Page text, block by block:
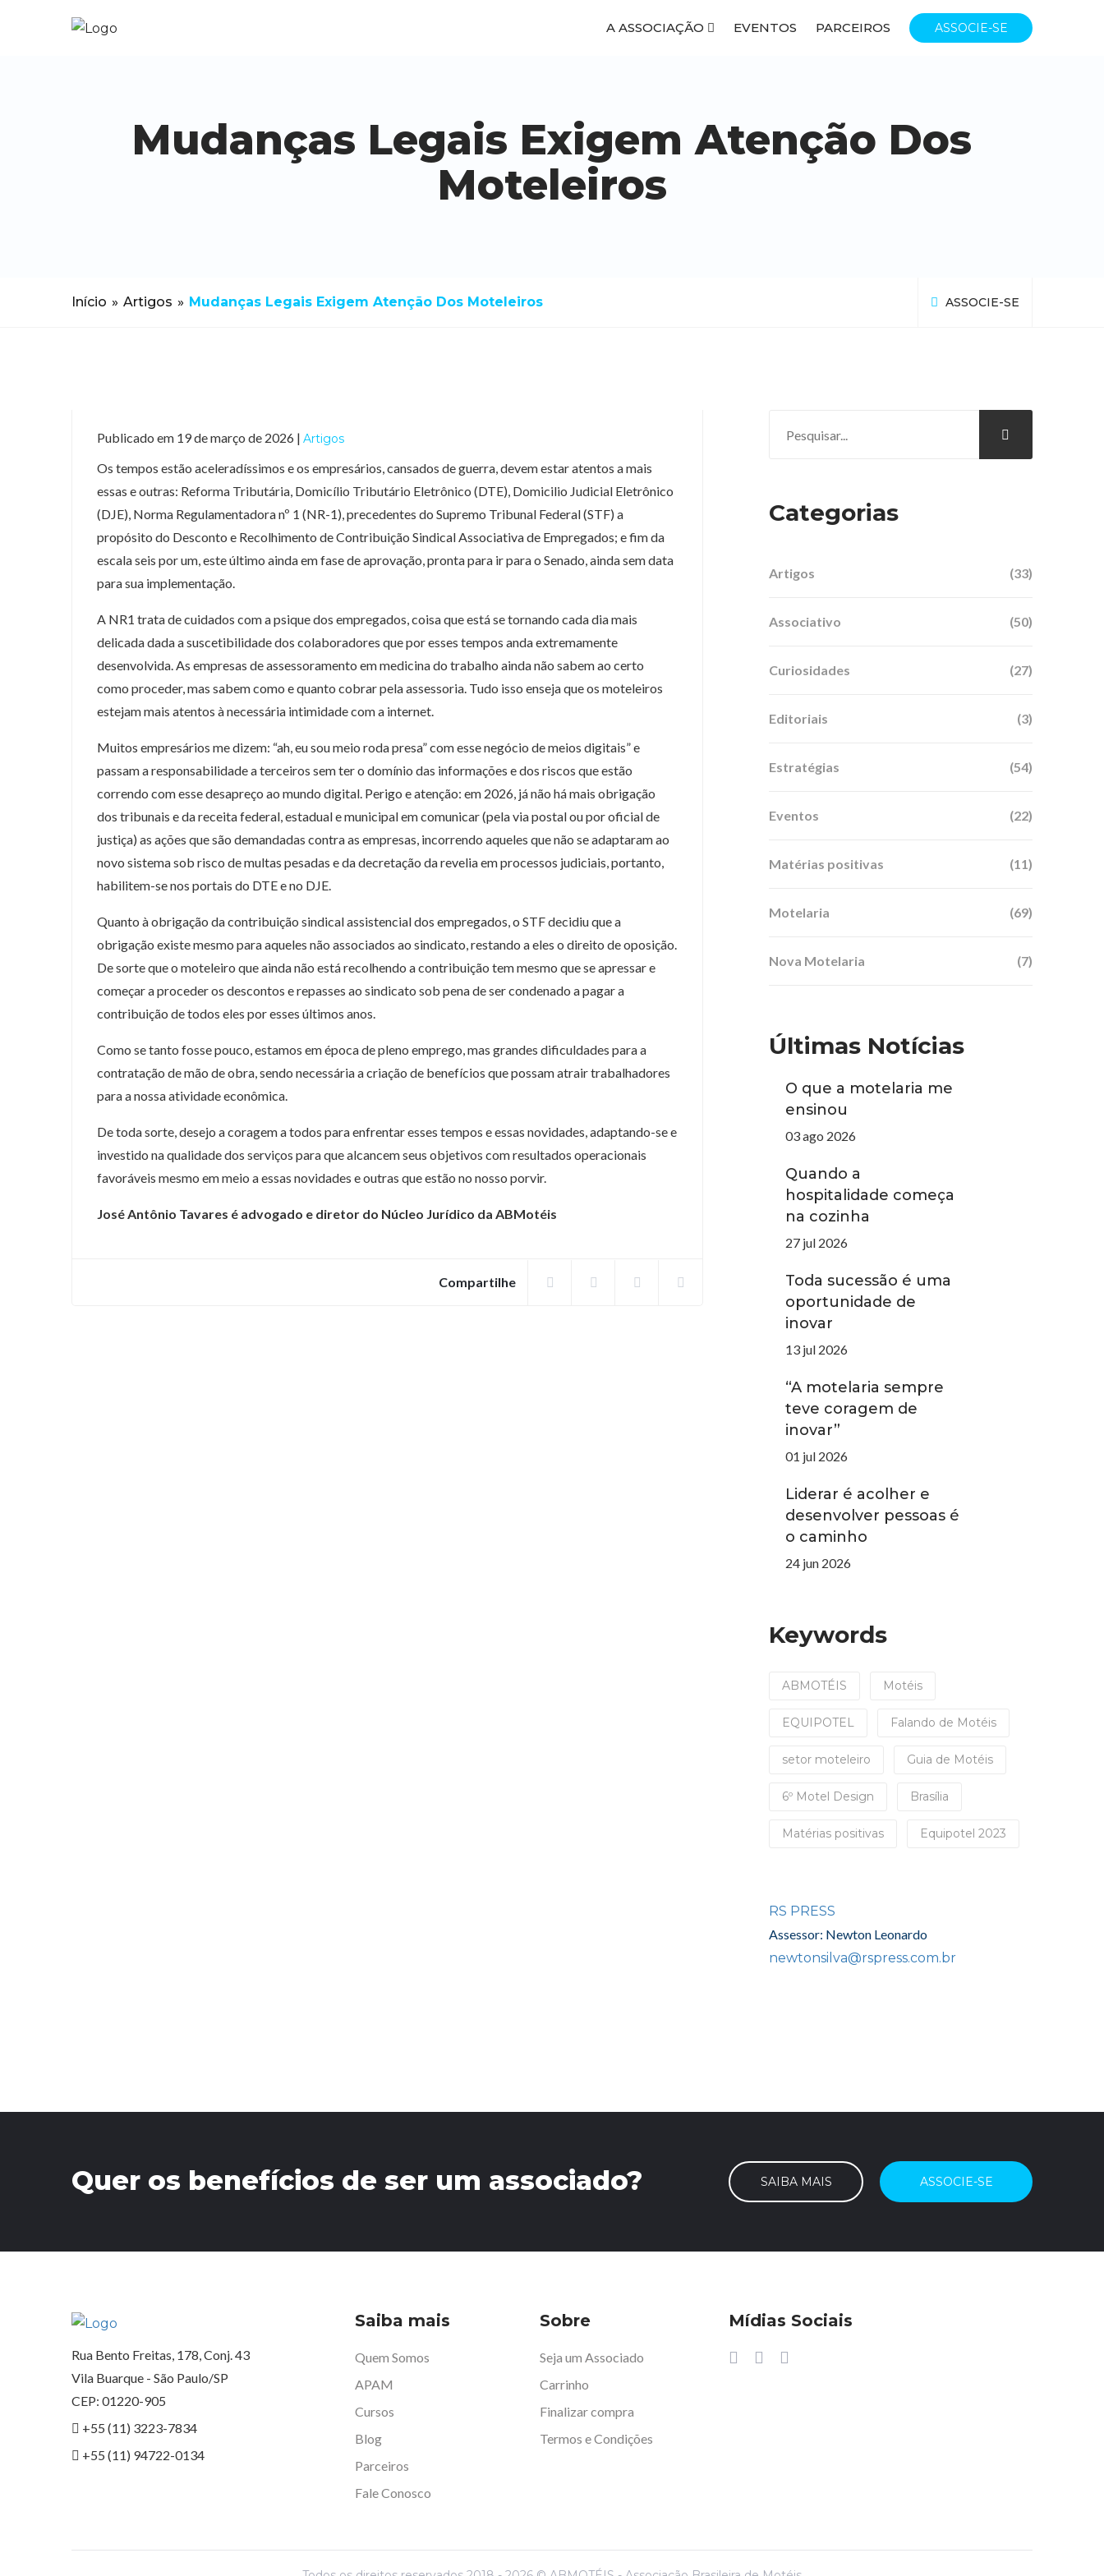
A ASSOCIAÇÃO EVENTOS PARCEIROS ASSOCIE-SE
Mudanças Legais Exigem Atenção Dos
Moteleiros
Início » Artigos » Mudanças Legais Exigem Atenção Dos Moteleiros ASSOCIE-SE
Publicado em 19 de março de 2026 | Artigos
Os tempos estão aceleradíssimos e os empresários, cansados de guerra, devem estar atentos a mais
essas e outras: Reforma Tributária, Domicílio Tributário Eletrônico (DTE), Domicilio Judicial Eletrônico
(DJE), Norma Regulamentadora nº 1 (NR-1), precedentes do Supremo Tribunal Federal (STF) a
propósito do Desconto e Recolhimento de Contribuição Sindical Associativa de Empregados; e fim da
escala seis por um, este último ainda em fase de aprovação, pronta para ir para o Senado, ainda sem data
para sua implementação.
A NR1 trata de cuidados com a psique dos empregados, coisa que está se tornando cada dia mais
delicada dada a suscetibilidade dos colaboradores que por esses tempos anda extremamente
desenvolvida. As empresas de assessoramento em medicina do trabalho ainda não sabem ao certo
como proceder, mas sabem como e quanto cobrar pela assessoria. Tudo isso enseja que os moteleiros
estejam mais atentos à necessária intimidade com a internet.
Muitos empresários me dizem: “ah, eu sou meio roda presa” com esse negócio de meios digitais” e
passam a responsabilidade a terceiros sem ter o domínio das informações e dos riscos que estão
correndo com esse desapreço ao mundo digital. Perigo e atenção: em 2026, já não há mais obrigação
dos tribunais e da receita federal, estadual e municipal em comunicar (pela via postal ou por oficial de
justiça) as ações que são demandadas contra as empresas, incorrendo aqueles que não se adaptaram ao
novo sistema sob risco de multas pesadas e da decretação da revelia em processos judiciais, portanto,
habilitem-se nos portais do DTE e no DJE.
Quanto à obrigação da contribuição sindical assistencial dos empregados, o STF decidiu que a
obrigação existe mesmo para aqueles não associados ao sindicato, restando a eles o direito de oposição.
De sorte que o moteleiro que ainda não está recolhendo a contribuição tem mesmo que se apressar e
começar a proceder os descontos e repasses ao sindicato sob pena de ser condenado a pagar a
contribuição de todos eles por esses últimos anos.
Como se tanto fosse pouco, estamos em época de pleno emprego, mas grandes dificuldades para a
contratação de mão de obra, sendo necessária a criação de benefícios que possam atrair trabalhadores
para a nossa atividade econômica.
De toda sorte, desejo a coragem a todos para enfrentar esses tempos e essas novidades, adaptando-se e
investido na qualidade dos serviços para que alcancem seus objetivos com resultados operacionais
favoráveis mesmo em meio a essas novidades e outras que estão no nosso porvir.
José Antônio Tavares é advogado e diretor do Núcleo Jurídico da ABMotéis
Compartilhe
Categorias
Artigos (33)
Associativo (50)
Curiosidades (27)
Editoriais (3)
Estratégias (54)
Eventos (22)
Matérias positivas (11)
Motelaria (69)
Nova Motelaria (7)
Últimas Notícias
O que a motelaria me
ensinou
03 ago 2026
Quando a
hospitalidade começa
na cozinha
27 jul 2026
Toda sucessão é uma
oportunidade de
inovar
13 jul 2026
“A motelaria sempre
teve coragem de
inovar”
01 jul 2026
Liderar é acolher e
desenvolver pessoas é
o caminho
24 jun 2026
Keywords
ABMOTÉIS Motéis
EQUIPOTEL Falando de Motéis
setor moteleiro Guia de Motéis
6º Motel Design Brasília
Matérias positivas Equipotel 2023
RS PRESS
Assessor: Newton Leonardo
newtonsilva@rspress.com.br
Quer os benefícios de ser um associado? ASSOCIE-SE
SAIBA MAIS
Rua Bento Freitas, 178, Conj. 43
Vila Buarque - São Paulo/SP
CEP: 01220-905
+55 (11) 3223-7834
+55 (11) 94722-0134
Saiba mais
Quem Somos
APAM
Cursos
Blog
Parceiros
Fale Conosco
Sobre
Seja um Associado
Carrinho
Finalizar compra
Termos e Condições
Mídias Sociais